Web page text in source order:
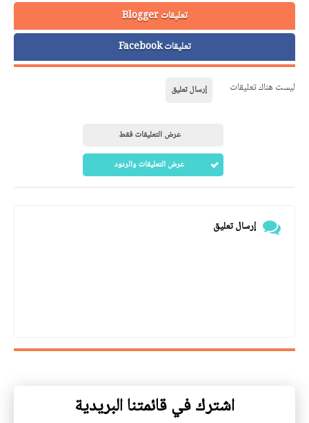
تعليقات Blogger
تعليقات Facebook
ليست هناك تعليقات إرسال تعليق
عرض التعليقات فقط
عرض التعليقات والردود
إرسال تعليق
اشترك في قائمتنا البريدية